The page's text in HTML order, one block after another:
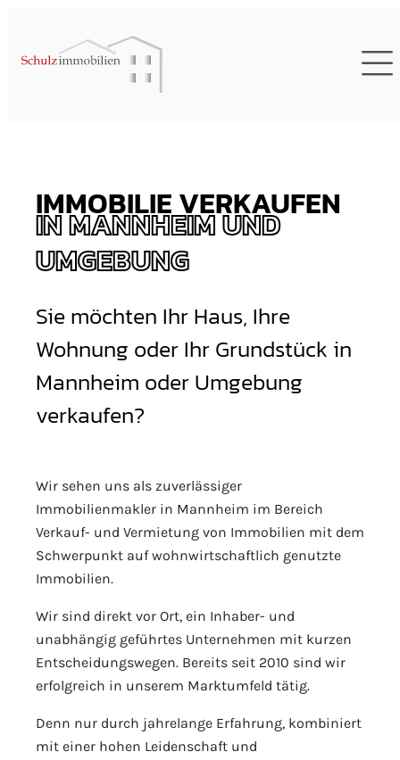
IN MANNHEIM UND
UMGEBUNG
IMMOBILIE VERKAUFEN
Sie möchten Ihr Haus, Ihre
Wohnung oder Ihr Grundstück in
Mannheim oder Umgebung
verkaufen?
Wir sehen uns als zuverlässiger
Immobilienmakler in Mannheim im Bereich
Verkauf- und Vermietung von Immobilien mit dem
Schwerpunkt auf wohnwirtschaftlich genutzte
Immobilien.
Wir sind direkt vor Ort, ein Inhaber- und
unabhängig geführtes Unternehmen mit kurzen
Entscheidungswegen. Bereits seit 2010 sind wir
erfolgreich in unserem Marktumfeld tätig.
Denn nur durch jahrelange Erfahrung, kombiniert
mit einer hohen Leidenschaft und